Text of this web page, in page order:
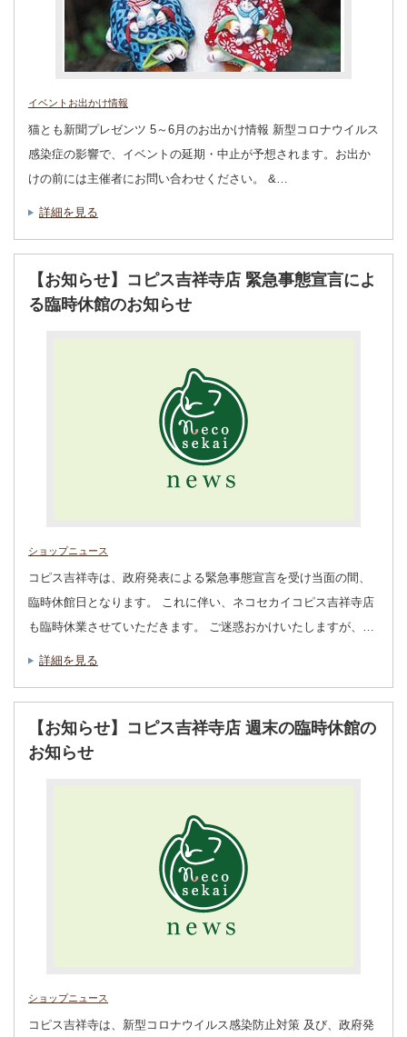
イベントお出かけ情報
猫とも新聞プレゼンツ 5～6月のお出かけ情報 新型コロナウイルス
感染症の影響で、イベントの延期・中止が予想されます。お出か
けの前には主催者にお問い合わせください。 &…
詳細を見る
【お知らせ】コピス吉祥寺店 緊急事態宣言によ
る臨時休館のお知らせ
ショップニュース
コピス吉祥寺は、政府発表による緊急事態宣言を受け当面の間、
臨時休館日となります。 これに伴い、ネコセカイコピス吉祥寺店
も臨時休業させていただきます。 ご迷惑おかけいたしますが、…
詳細を見る
【お知らせ】コピス吉祥寺店 週末の臨時休館の
お知らせ
ショップニュース
コピス吉祥寺は、新型コロナウイルス感染防止対策 及び、政府発